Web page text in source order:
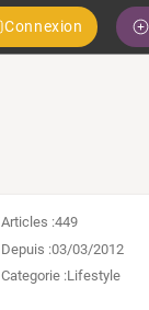
Connexion
Articles :449
Depuis :03/03/2012
Categorie :Lifestyle